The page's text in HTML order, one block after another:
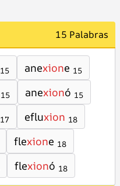
15 Palabras
15 anexione 15
15 anexionó 15
17 efluxion 18
flexione 18
flexionó 18